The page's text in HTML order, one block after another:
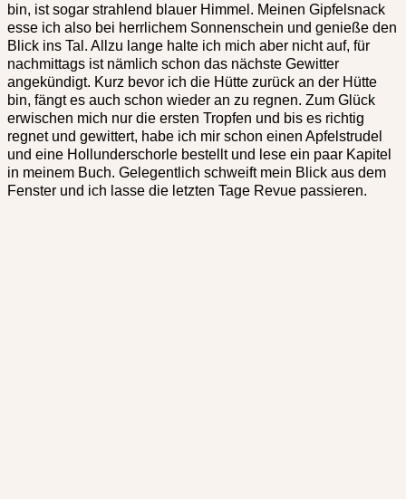
bin, ist sogar strahlend blauer Himmel. Meinen Gipfelsnack
esse ich also bei herrlichem Sonnenschein und genieße den
Blick ins Tal. Allzu lange halte ich mich aber nicht auf, für
nachmittags ist nämlich schon das nächste Gewitter
angekündigt. Kurz bevor ich die Hütte zurück an der Hütte
bin, fängt es auch schon wieder an zu regnen. Zum Glück
erwischen mich nur die ersten Tropfen und bis es richtig
regnet und gewittert, habe ich mir schon einen Apfelstrudel
und eine Hollunderschorle bestellt und lese ein paar Kapitel
in meinem Buch. Gelegentlich schweift mein Blick aus dem
Fenster und ich lasse die letzten Tage Revue passieren.